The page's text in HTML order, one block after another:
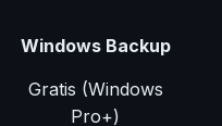
Windows Backup
Gratis (Windows
Pro+)